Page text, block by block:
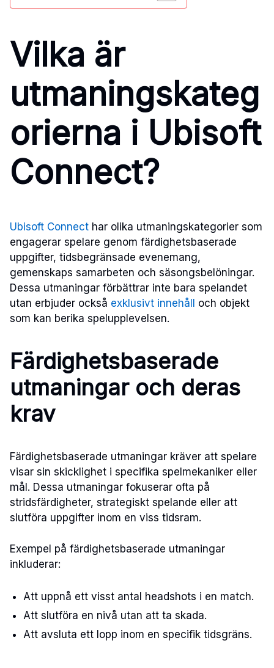
Vilka är
utmaningskateg
orierna i Ubisoft
Connect?
Ubisoft Connect har olika utmaningskategorier som
engagerar spelare genom färdighetsbaserade
uppgifter, tidsbegränsade evenemang,
gemenskaps samarbeten och säsongsbelöningar.
Dessa utmaningar förbättrar inte bara spelandet
utan erbjuder också exklusivt innehåll
och objekt
som kan berika spelupplevelsen.
Färdighetsbaserade
utmaningar och deras
krav
Färdighetsbaserade utmaningar kräver att spelare
visar sin skicklighet i specifika spelmekaniker eller
mål. Dessa utmaningar fokuserar ofta på
stridsfärdigheter, strategiskt spelande eller att
slutföra uppgifter inom en viss tidsram.
Exempel på färdighetsbaserade utmaningar
inkluderar:
Att uppnå ett visst antal headshots i en match.
Att slutföra en nivå utan att ta skada.
Att avsluta ett lopp inom en specifik tidsgräns.